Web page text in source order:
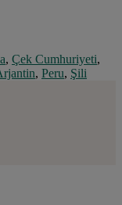
, Çek Cumhuriyeti,
, Peru, Şili